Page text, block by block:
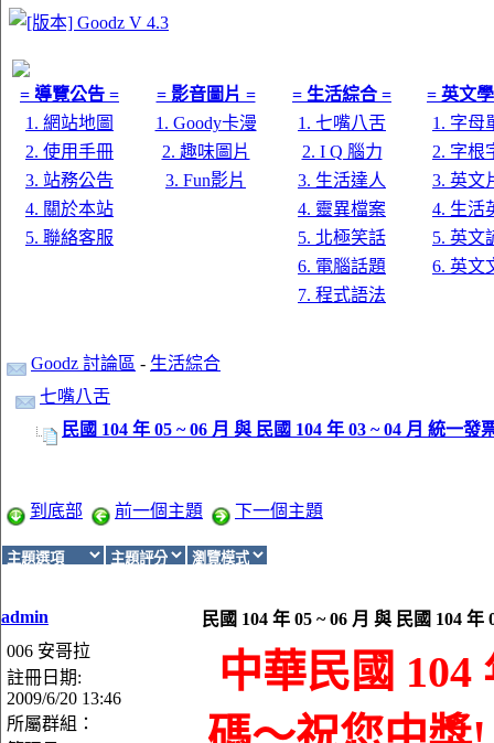
= 導覽公告 = = 影音圖片 = = 生活綜合 =
= 英文
1. 網站地圖
1. Goody卡漫 1. 七嘴八舌
1. 字母
2. 使用手冊
2. 趣味圖片 2. I Q 腦力
2. 字根
3. 站務公告
3. Fun影片 3. 生活達人
3. 英文
4. 關於本站
4. 靈異檔案
4. 生活
5. 聯絡客服
5. 北極笑話
5. 英文
6. 電腦話題
6. 英文
7. 程式語法
Goodz 討論區 - 生活綜合
七嘴八舌
民國 104 年 05 ~ 06 月 與 民國 104 年 03 ~ 04 月 統一發
到底部 前一個主題 下一個主題
admin
民國 104 年 05 ~ 06 月 與 民國 104
006 安哥拉
註冊日期:
2009/6/20 13:46
所屬群組：
中華民國 104